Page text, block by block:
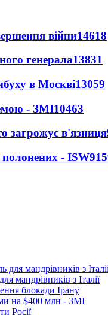
війни14618
генерала13831
в Москві13059
- ЗМІ10463
загрожує в'язниця
- ISW
мандрівників з Італії
блокади Ірану
на $400 млн - ЗМІ
Росії